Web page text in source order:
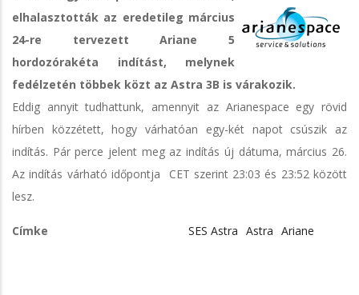
elhalasztották az eredetileg március
24-re tervezett Ariane 5
hordozórakéta indítást, melynek
fedélzetén többek közt az Astra 3B is várakozik.
Eddig annyit tudhattunk, amennyit az Arianespace egy rövid
hírben közzétett, hogy várhatóan egy-két napot csúszik az
indítás. Pár perce jelent meg az indítás új dátuma, március 26.
Az indítás várható időpontja CET szerint 23:03 és 23:52 között
lesz.
Címke SES Astra Astra Ariane